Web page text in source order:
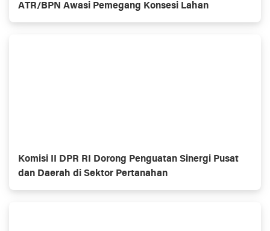
ATR/BPN Awasi Pemegang Konsesi Lahan
Komisi II DPR RI Dorong Penguatan Sinergi Pusat
dan Daerah di Sektor Pertanahan